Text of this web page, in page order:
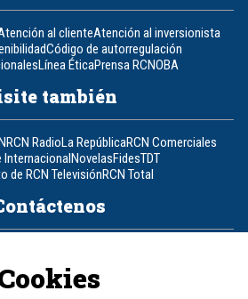
al clienteAtención al inversionista
Código de autorregulación
Línea ÉticaPrensa RCNOBA
también
RCN RadioLa RepúblicaRCN Comerciales
InternacionalNovelasFidesTDT
de RCN TelevisiónRCN Total